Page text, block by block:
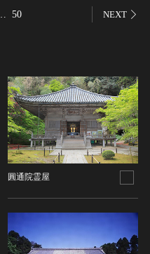
博物館、美術館の皆さまへ
お知らせ一覧
ヘルプ
このサイトについて
関連サイトリンク
サイトマップ
サイトのご意見はこちら
50 NEXT
圓通院霊屋